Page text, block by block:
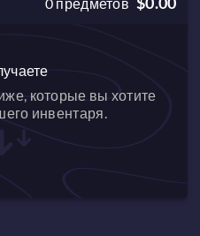
которые вы хотите
инвентаря.